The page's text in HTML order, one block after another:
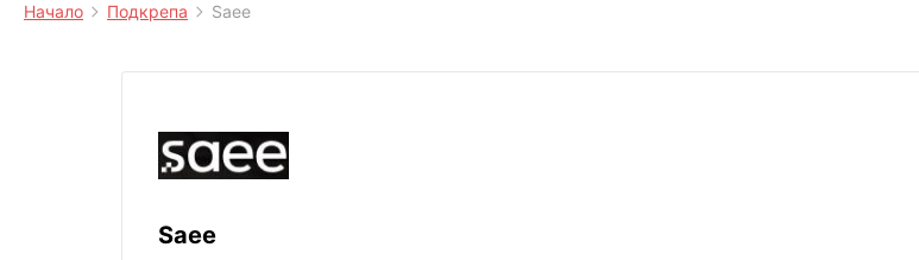
Начало Подкрепа Saee
Saee